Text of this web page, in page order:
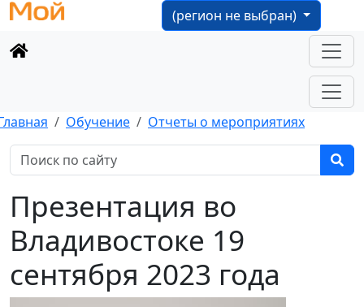
(регион не выбран)
Обучение Отчеты о мероприятиях
Презентация во
Владивостоке 19
сентября 2023 года